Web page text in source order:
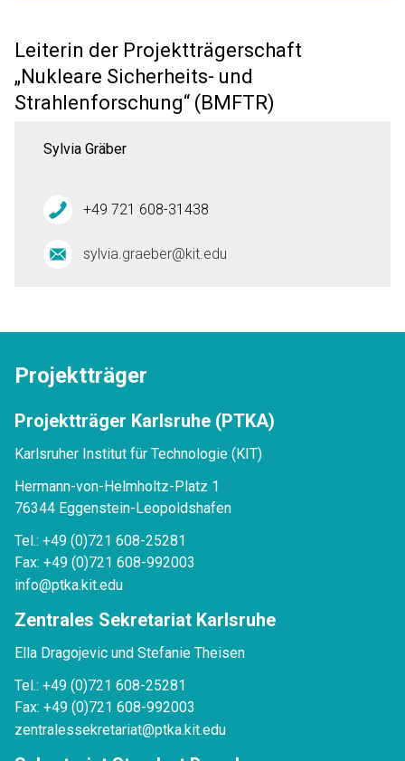
Leiterin der Projektträgerschaft
„Nukleare Sicherheits- und
Strahlenforschung“ (BMFTR)
Sylvia Gräber
+49 721 608-31438
sylvia.graeber@kit.edu
Projektträger
Projektträger Karlsruhe (PTKA)
Karlsruher Institut für Technologie (KIT)
Hermann-von-Helmholtz-Platz 1
76344 Eggenstein-Leopoldshafen
Tel.: +49 (0)721 608-25281
Fax: +49 (0)721 608-992003
info@ptka.kit.edu
Zentrales Sekretariat Karlsruhe
Ella Dragojevic und Stefanie Theisen
Tel.: +49 (0)721 608-25281
Fax: +49 (0)721 608-992003
zentralessekretariat@ptka.kit.edu